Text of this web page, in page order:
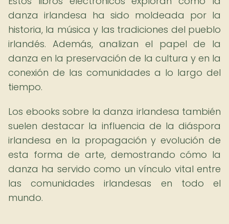
danza irlandesa ha sido moldeada por la
historia, la música y las tradiciones del pueblo
irlandés. Además, analizan el papel de la
danza en la preservación de la cultura y en la
conexión de las comunidades a lo largo del
tiempo.
Los ebooks sobre la danza irlandesa también
suelen destacar la influencia de la diáspora
irlandesa en la propagación y evolución de
esta forma de arte, demostrando cómo la
danza ha servido como un vínculo vital entre
las comunidades irlandesas en todo el
mundo.